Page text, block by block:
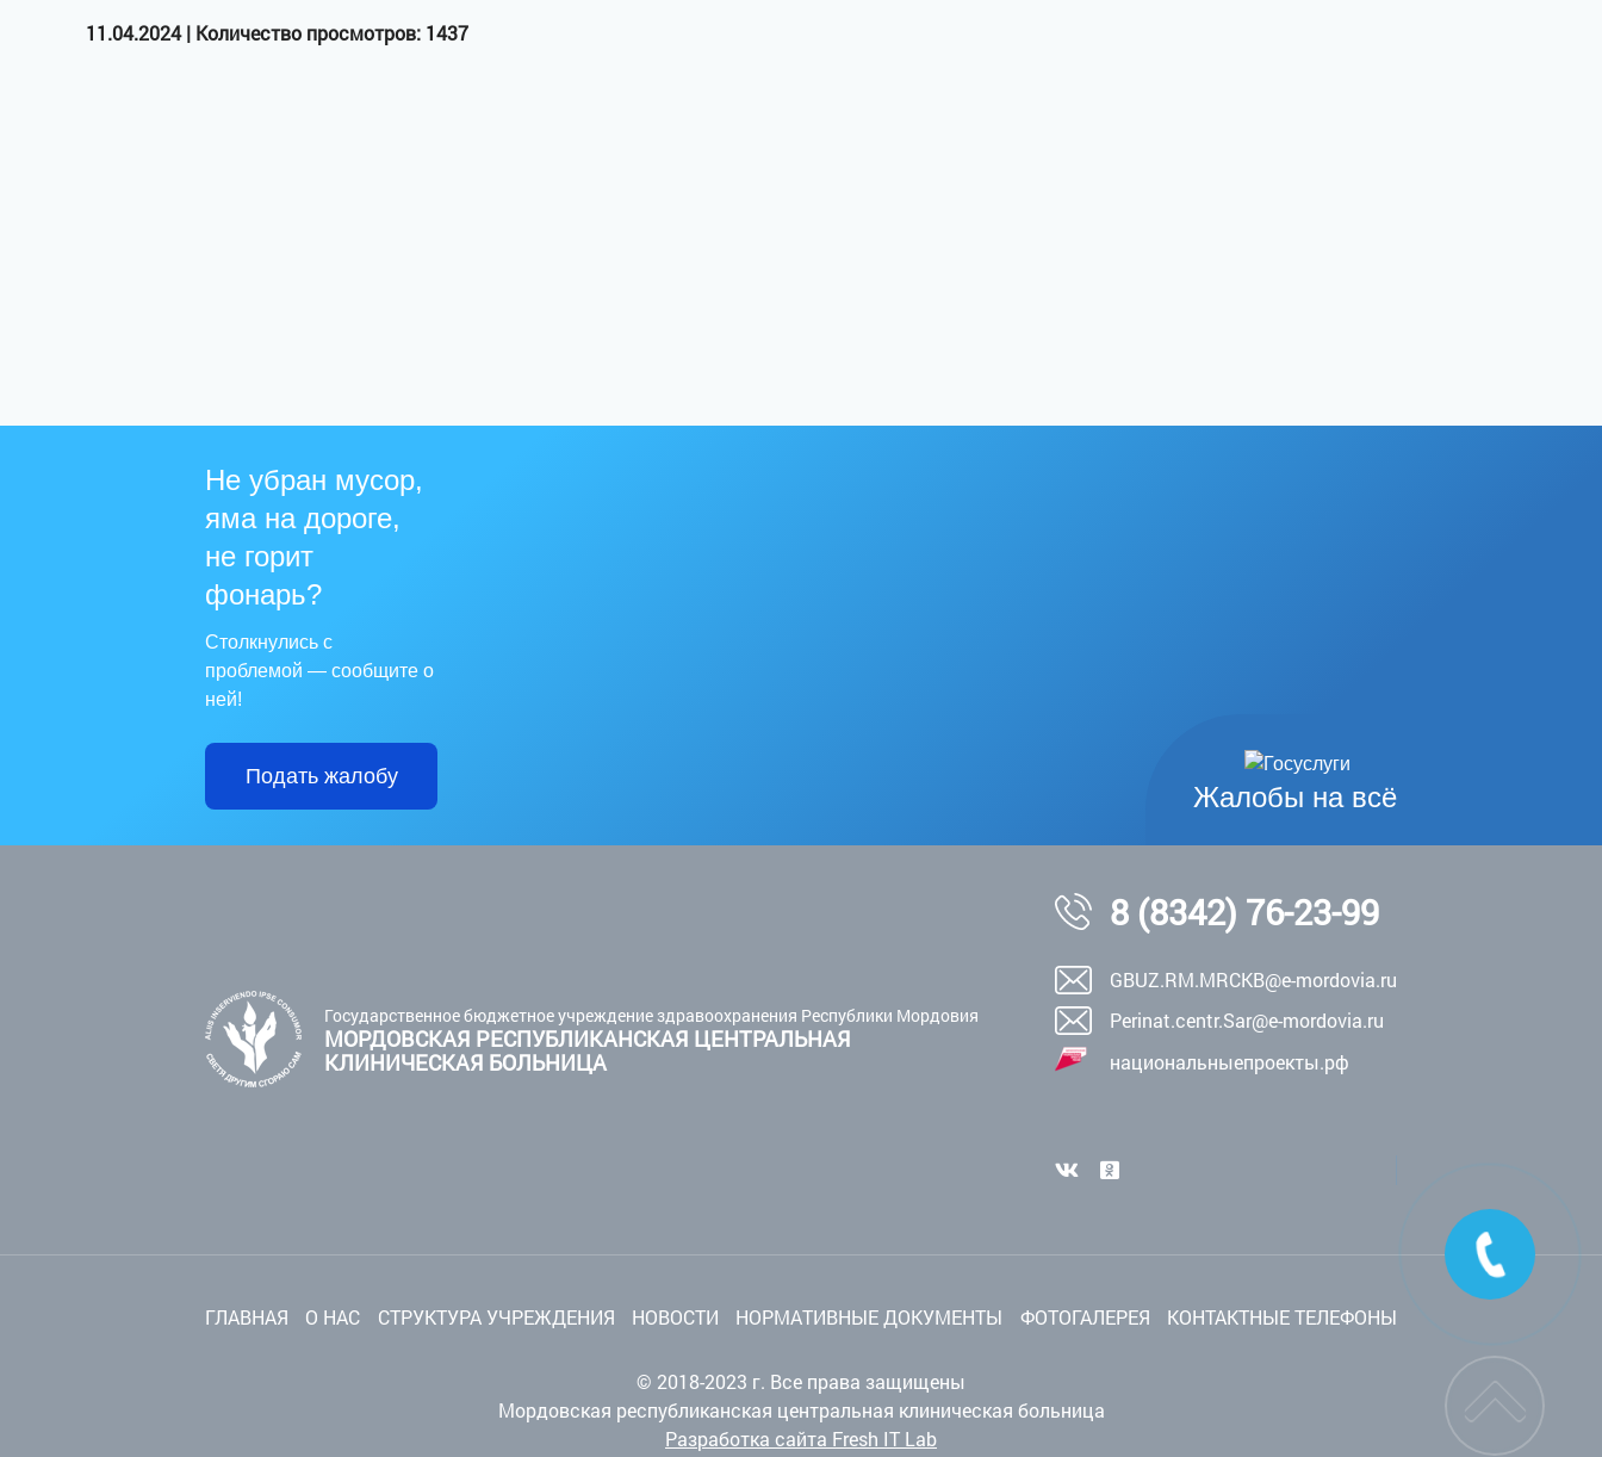
11.04.2024 | Количество просмотров: 1437
Жалобы на всё
Не убран мусор,
яма на дороге,
не горит
фонарь?
Столкнулись с
проблемой — сообщите о
ней!
Подать жалобу
Государственное бюджетное учреждение здравоохранения Республики Мордовия
МОРДОВСКАЯ РЕСПУБЛИКАНСКАЯ ЦЕНТРАЛЬНАЯ
КЛИНИЧЕСКАЯ БОЛЬНИЦА
8 (8342) 76-23-99
GBUZ.RM.MRCKB@e-mordovia.ru
Perinat.centr.Sar@e-mordovia.ru
национальныепроекты.рф
ГЛАВНАЯ О НАС СТРУКТУРА УЧРЕЖДЕНИЯ НОВОСТИ НОРМАТИВНЫЕ ДОКУМЕНТЫ ФОТОГАЛЕРЕЯ КОНТАКТНЫЕ ТЕЛЕФОНЫ
© 2018-2023 г. Все права защищены
Мордовская республиканская центральная клиническая больница
Разработка сайта Fresh IT Lab